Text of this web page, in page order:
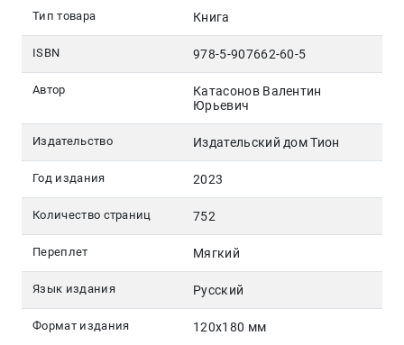
Тип товара Книга
ISBN 978-5-907662-60-5
Автор
Катасонов Валентин
Юрьевич
Издательство Издательский дом Тион
Год издания 2023
Количество страниц 752
Переплет Мягкий
Язык издания Русский
Формат издания 120х180 мм